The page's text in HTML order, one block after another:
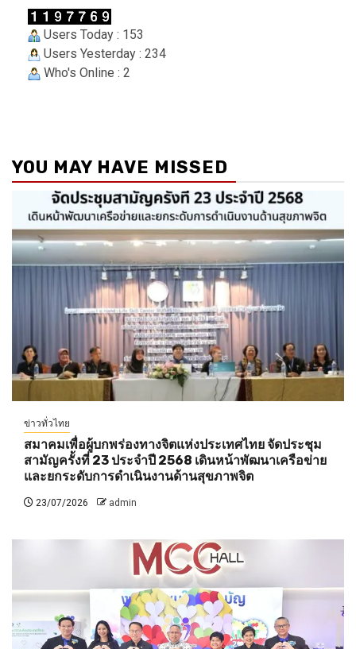
Users Today : 153
Users Yesterday : 234
Who's Online : 2
YOU MAY HAVE MISSED
ข่าวทั่วไทย
สมาคมเพื่อผู้บกพร่องทางจิตแห่งประเทศไทย จัดประชุม
สามัญครั้งที่ 23 ประจำปี 2568 เดินหน้าพัฒนาเครือข่าย
และยกระดับการดำเนินงานด้านสุขภาพจิต
23/07/2026 admin